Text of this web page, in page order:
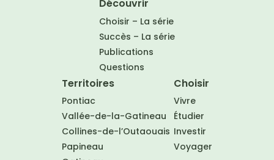
Découvrir
Choisir – La série
Succès – La série
Publications
Questions
Territoires
Pontiac
Vallée-de-la-Gatineau
Collines-de-l’Outaouais
Papineau
Choisir
Vivre
Étudier
Investir
Voyager